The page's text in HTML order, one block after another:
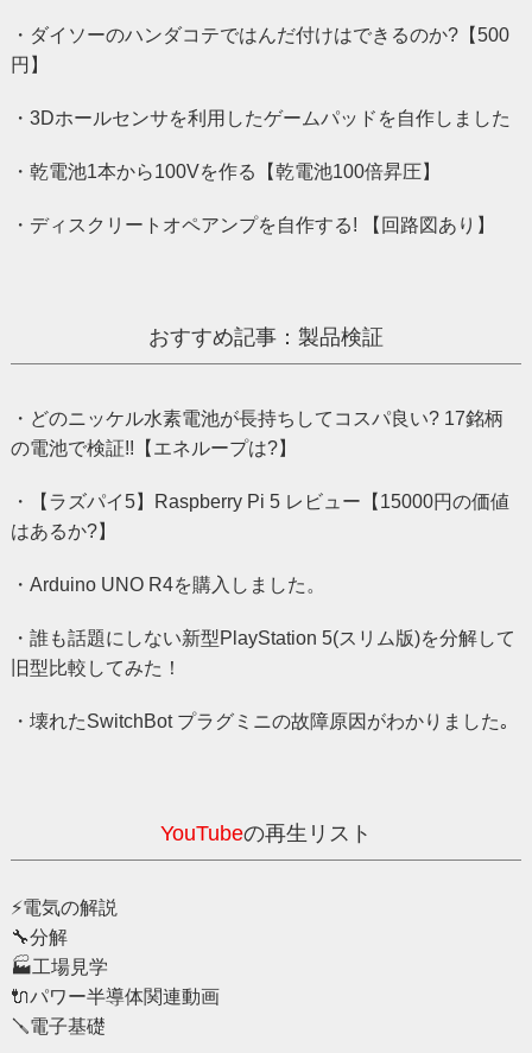
・ダイソーのハンダコテではんだ付けはできるのか?【500
円】
・3Dホールセンサを利用したゲームパッドを自作しました
・乾電池1本から100Vを作る【乾電池100倍昇圧】
・ディスクリートオペアンプを自作する! 【回路図あり】
おすすめ記事：製品検証
・どのニッケル水素電池が長持ちしてコスパ良い? 17銘柄
の電池で検証!!【エネループは?】
・【ラズパイ5】Raspberry Pi 5 レビュー【15000円の価値
はあるか?】
・Arduino UNO R4を購入しました。
・誰も話題にしない新型PlayStation 5(スリム版)を分解して
旧型比較してみた！
・壊れたSwitchBot プラグミニの故障原因がわかりました｡
YouTubeの再生リスト
⚡️電気の解説
🔧分解
🏭️工場見学
🔌パワー半導体関連動画
🪛電子基礎